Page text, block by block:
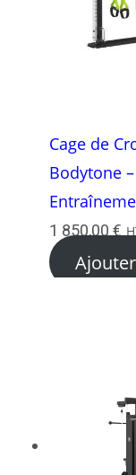
Cage de
Bodytone
1 850,00 €